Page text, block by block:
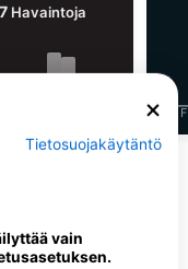
Havaintoja
F
Tietosuojakäytäntö
vain